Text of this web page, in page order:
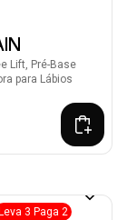
Lift, Pré-Base
para Lábios
Leva 3 Paga 2